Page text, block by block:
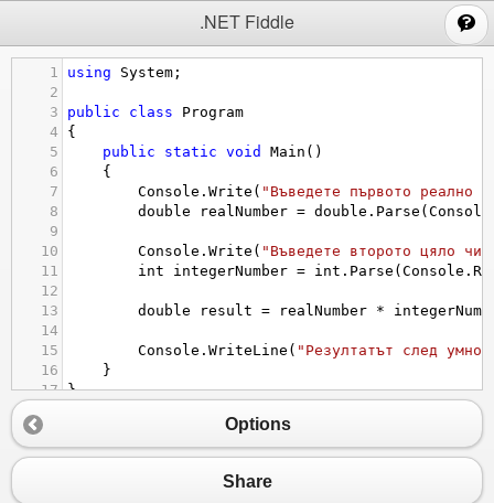
.NET Fiddle
1 using System ;
2
3
public class
Program
4
{
5
public static void Main ()
6
    {
7
Console . Write ( "Въведете първото реално
8
double realNumber = double . Parse ( Console
9
10
Console . Write ( "Въведете второто цяло
11
int integerNumber = int . Parse ( Console .
12
13
double result = realNumber *
14
15
Console . WriteLine ( "Резултатът след
16
    }
17 }
Options
Share